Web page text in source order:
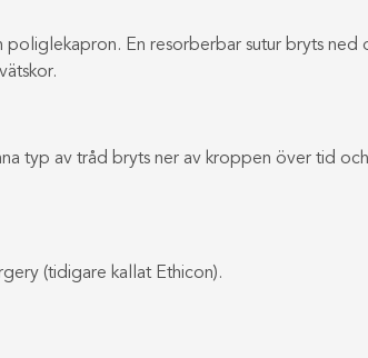
En resorberbar sutur bryts ned
typ av tråd bryts ner av kroppen över tid
(tidigare kallat Ethicon).